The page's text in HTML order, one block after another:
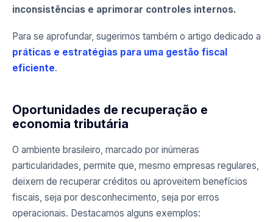
inconsistências e aprimorar controles internos.
Para se aprofundar, sugerimos também o artigo dedicado a
práticas e estratégias para uma gestão fiscal
eficiente.
Oportunidades de recuperação e
economia tributária
O ambiente brasileiro, marcado por inúmeras
particularidades, permite que, mesmo empresas regulares,
deixem de recuperar créditos ou aproveitem benefícios
fiscais, seja por desconhecimento, seja por erros
operacionais. Destacamos alguns exemplos: